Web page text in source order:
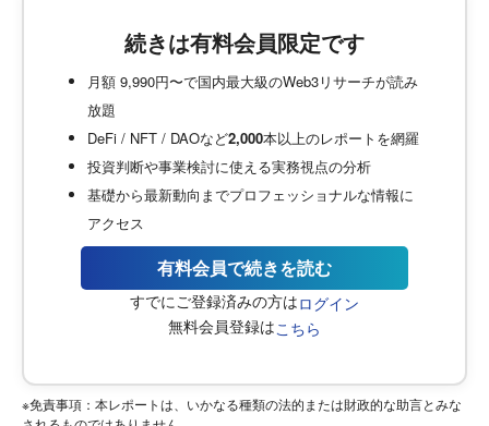
続きは有料会員限定です
月額 9,990円〜で国内最大級のWeb3リサーチが読み
放題
DeFi / NFT / DAOなど2,000本以上のレポートを網羅
投資判断や事業検討に使える実務視点の分析
基礎から最新動向までプロフェッショナルな情報に
アクセス
有料会員で続きを読む
すでにご登録済みの方はログイン
無料会員登録はこちら
※免責事項：本レポートは、いかなる種類の法的または財政的な助言とみな